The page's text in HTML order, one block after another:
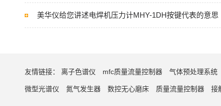
美华仪给您讲述电焊机压力计MHY-1DH按键代表的意思
友情链接： 离子色谱仪 mfc质量流量控制器 气体预处理系统
微型光谱仪 氮气发生器 数控无心磨床 质量流量控制器 接